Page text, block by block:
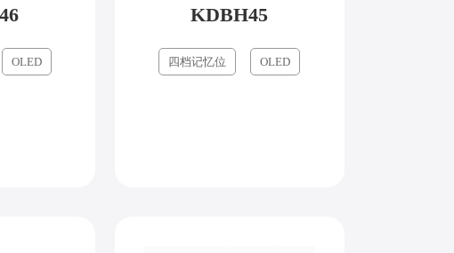
OLED
KDBH45
四档记忆位 OLED